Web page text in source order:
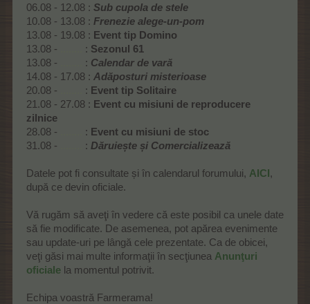
06.08 - 12.08 : Sub cupola de stele
10.08 - 13.08 : Frenezie alege-un-pom
13.08 - 19.08 : Event tip Domino
13.08 -
: Sezonul 61
13.08 -
: Calendar de vară
14.08 - 17.08 : Adăposturi misterioase
20.08 -
: Event tip Solitaire
21.08 - 27.08 : Event cu misiuni de reproducere
zilnice
28.08 -
: Event cu misiuni de stoc
31.08 -
: Dăruiește și Comercializează
Datele pot fi consultate și în calendarul forumului, AICI ,
după ce devin oficiale.
Vă rugăm să aveţi în vedere că este posibil ca unele date
să fie modificate. De asemenea, pot apărea evenimente
sau update-uri pe lângă cele prezentate. Ca de obicei,
veţi găsi mai multe informaţii în secţiunea Anunţuri
oficiale la momentul potrivit.
Echipa voastră Farmerama!